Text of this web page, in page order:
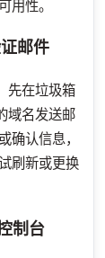
用性。
邮件
先在垃圾箱
域名发送邮
确认信息，
刷新或更换
制台